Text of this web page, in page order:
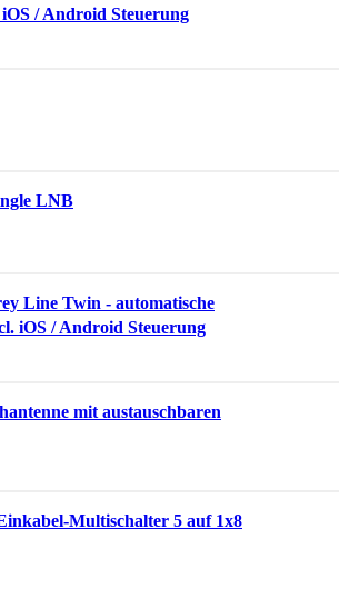
/ Android Steuerung
LNB
Line Twin - automatische
iOS / Android Steuerung
mit austauschbaren
Multischalter 5 auf 1x8